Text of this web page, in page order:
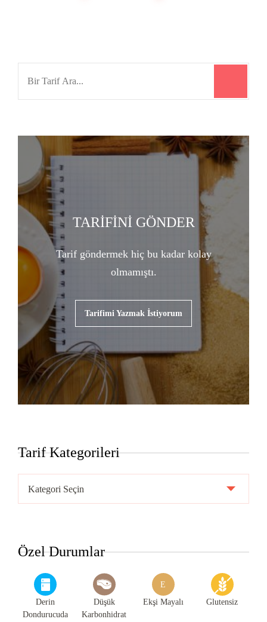
TARİFİNİ GÖNDER
Tarif göndermek hiç bu kadar kolay
olmamıştı.
Tarifimi Yazmak İstiyorum
Tarif Kategorileri
Kategorileri
Özel Durumlar
Derin
Dondurucuda
Düşük
Karbonhidrat
E
Ekşi Mayalı Glutensiz